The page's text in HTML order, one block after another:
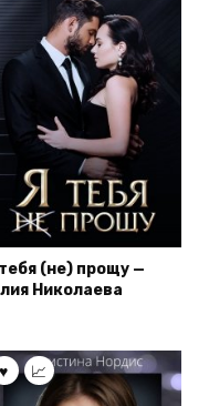
(не) прощу —
Николаева